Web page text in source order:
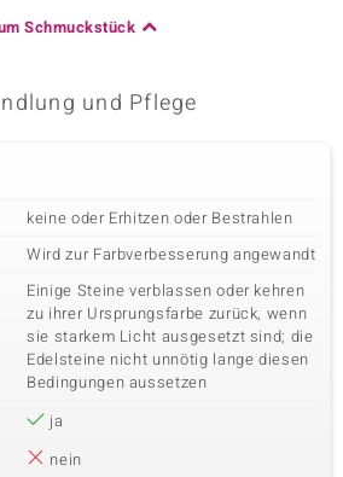
Schmuckstück
und Pflege
keine oder Erhitzen oder Bestrahlen
Wird zur Farbverbesserung angewandt
Einige Steine verblassen oder kehren
zu ihrer Ursprungsfarbe zurück, wenn
sie starkem Licht ausgesetzt sind; die
Edelsteine nicht unnötig lange diesen
Bedingungen aussetzen
ja
nein